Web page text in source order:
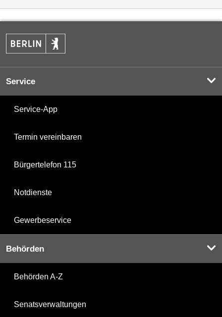
Service
Service-App
Termin vereinbaren
Bürgertelefon 115
Notdienste
Gewerbeservice
Behörden
Behörden A-Z
Senatsverwaltungen